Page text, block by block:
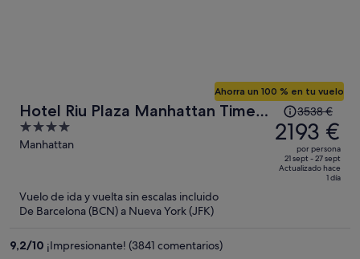
Hotel Riu Plaza Manhattan Times
Square
4
out
Manhattan
Ahorra un 100 % en tu vuelo
El
precio
era
de
3538 €,
3538 €
2193 €
por persona
21 sept - 27 sept
Actualizado hace
1 día
Vuelo de ida y vuelta sin escalas incluido
De Barcelona (BCN) a Nueva York (JFK)
9,2/10 ¡Impresionante! (3841 comentarios)